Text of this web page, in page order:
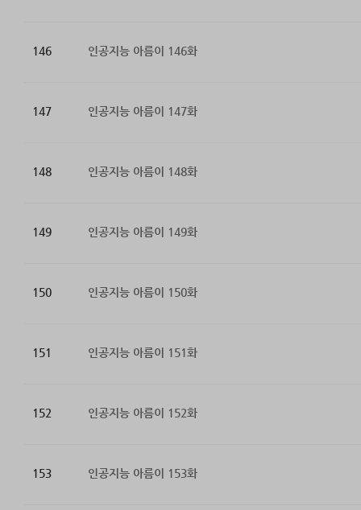
146 인공지능 아름이 146화
147 인공지능 아름이 147화
148 인공지능 아름이 148화
149 인공지능 아름이 149화
150 인공지능 아름이 150화
151 인공지능 아름이 151화
152 인공지능 아름이 152화
153 인공지능 아름이 153화